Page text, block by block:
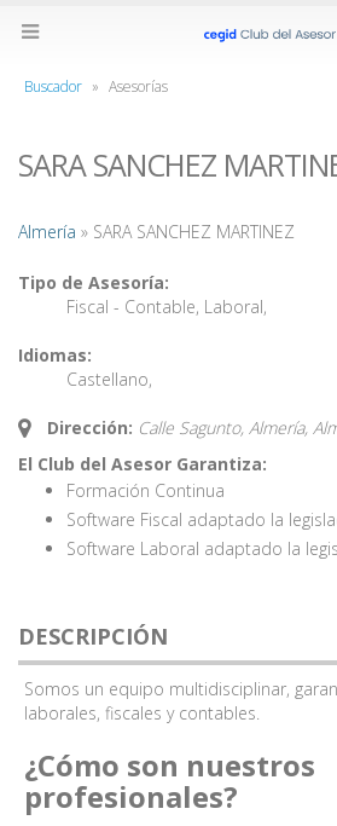
Buscador » Asesorías
SARA SANCHEZ
Almería » SARA SANCHEZ MARTINEZ
Tipo de Asesoría:
Fiscal - Contable, Laboral,
Idiomas:
Castellano,
Dirección: Calle Sagunto, Almería,
El Club del Asesor Garantiza:
Formación Continua
Software Fiscal adaptado la
Software Laboral adaptado la
DESCRIPCIÓN
Somos un equipo multidisciplinar,
laborales, fiscales y contables.
¿Cómo son nuestros
profesionales?